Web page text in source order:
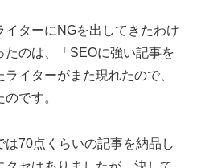
ターにNGを出してきたわけ
のは、「SEOに強い記事を
イターがまた現れたので、
です。
70点くらいの記事を納品し